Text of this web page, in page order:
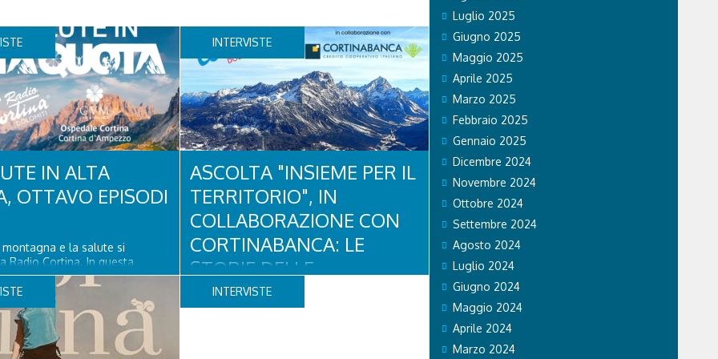
IN ALTA
OTTAVO EPISODI
e la salute si
Radio Cortina. In questa
Adam Jmili Direttore
Amministrativo di Ospedale
Rizzato direttore sanitario di
e Stefano Longo
Fondazione Cortina. GVM Care
–...
INTERVISTE
ASCOLTA "INSIEME PER IL
TERRITORIO", IN
COLLABORAZIONE CON
CORTINABANCA: LE
STORIE DELLE
ASSOCIAZIONI CHE
FANNO CRESCERE LA
INTERVISTE
Luglio 2025
Giugno 2025
Maggio 2025
Aprile 2025
Marzo 2025
Febbraio 2025
Gennaio 2025
Dicembre 2024
Novembre 2024
Ottobre 2024
Settembre 2024
Agosto 2024
Luglio 2024
Giugno 2024
Maggio 2024
Aprile 2024
Marzo 2024